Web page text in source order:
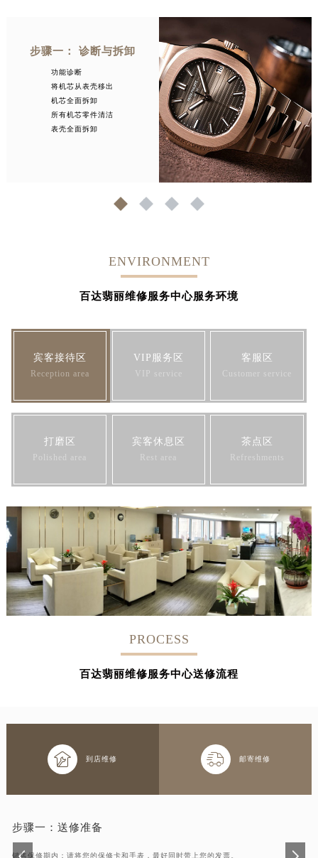
步骤一： 诊断与拆卸
功能诊断
将机芯从表壳移出
机芯全面拆卸
所有机芯零件清洁
表壳全面拆卸
1 2 3 4
ENVIRONMENT
百达翡丽维修服务中心服务环境
宾客接待区
Reception area
VIP服务区
VIP service
客服区
Customer service
打磨区
Polished area
宾客休息区
Rest area
茶点区
Refreshments
PROCESS
百达翡丽维修服务中心送修流程
 到店维修  邮寄维修
步骤一： 送修准备
销售保修期内：请将您的保修卡和手表，最好同时带上您的发票。